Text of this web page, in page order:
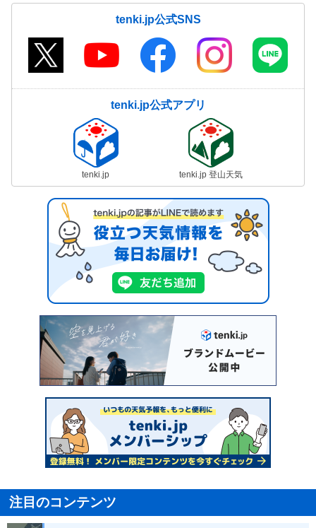
tenki.jp公式SNS
tenki.jp公式アプリ
tenki.jp tenki.jp 登山天気
注目のコンテンツ